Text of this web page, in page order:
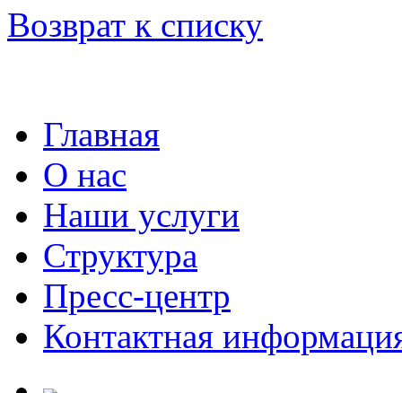
Возврат к списку
Главная
О нас
Наши услуги
Структура
Пресс-центр
Контактная